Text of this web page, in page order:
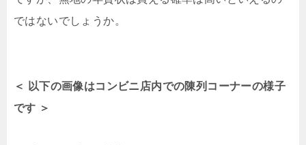
ではないでしょうか。
＜ 以下の画像はコンビニ店内での陳列コーナーの様子
です ＞